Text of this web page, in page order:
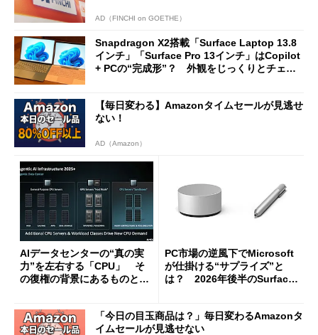
AD（FINCHI on GOETHE）
Snapdragon X2搭載「Surface Laptop 13.8
インチ」「Surface Pro 13インチ」はCopilot
+ PCの“完成形”？ 外観をじっくりとチェッ
【毎日変わる】Amazonタイムセールが見逃せ
ない！
AD（Amazon）
AIデータセンターの“真の実
力”を左右する「CPU」 そ
の復権の背景にあるものと
PC市場の逆風下でMicrosoft
が仕掛ける“サプライズ”と
は？ 2026年後半のSurface
「今日の目玉商品は？」毎日変わるAmazonタ
イムセールが見逃せない